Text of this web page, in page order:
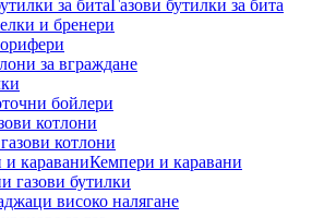
Газови бутилки за бита
и бренери
за вграждане
бойлери
котлони
котлони
Кемпери и каравани
газови бутилки
високо налягане